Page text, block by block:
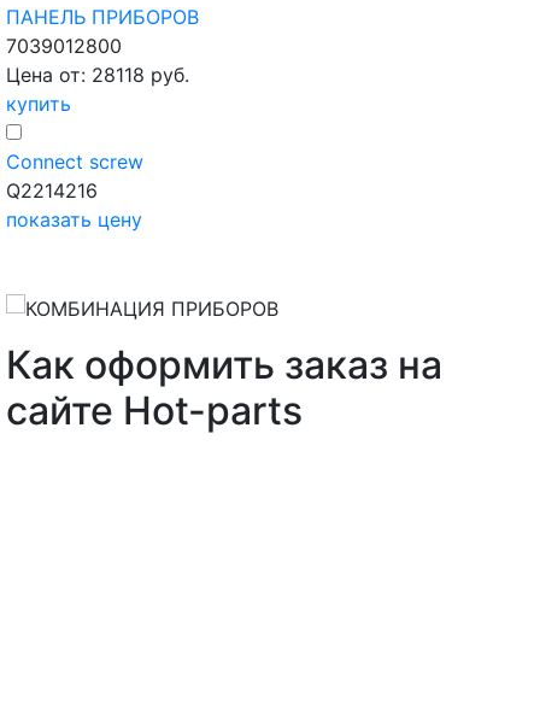
ПАНЕЛЬ ПРИБОРОВ
7039012800
Цена от: 28118 руб.
купить
Connect screw
Q2214216
показать цену
Как оформить заказ на
сайте Hot-parts